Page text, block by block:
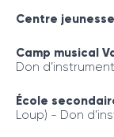
Centre
Camp musical
Don
École
Loup) - Don